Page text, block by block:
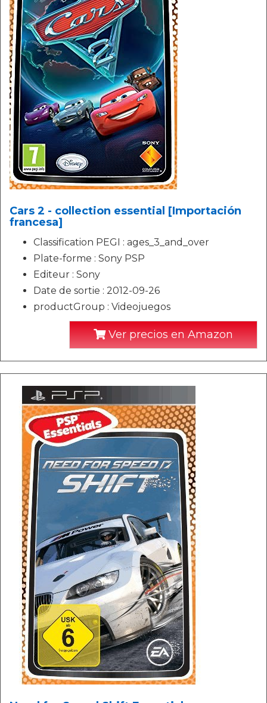
Cars 2 - collection essential [Importación
francesa]
Classification PEGI : ages_3_and_over
Plate-forme : Sony PSP
Editeur : Sony
Date de sortie : 2012-09-26
productGroup : Videojuegos
Ver precios en Amazon